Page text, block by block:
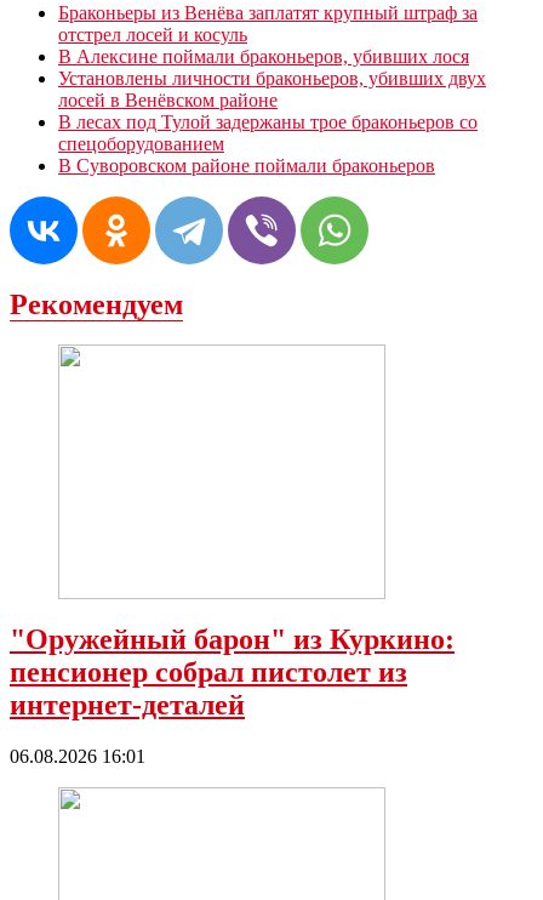
Браконьеры из Венëва заплатят крупный штраф за
отстрел лосей и косуль
В Алексине поймали браконьеров, убивших лося
Установлены личности браконьеров, убивших двух
лосей в Венёвском районе
В лесах под Тулой задержаны трое браконьеров со
спецоборудованием
В Суворовском районе поймали браконьеров
Рекомендуем
"Оружейный барон" из Куркино:
пенсионер собрал пистолет из
интернет-деталей
06.08.2026 16:01